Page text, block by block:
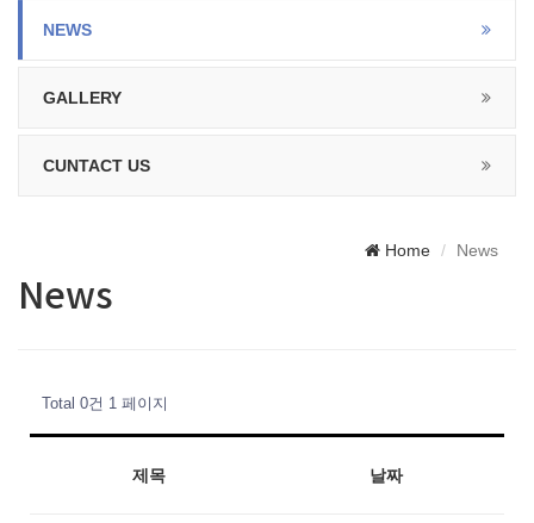
NEWS
GALLERY
CUNTACT US
Home News
News
Total 0건 1 페이지
제목 날짜